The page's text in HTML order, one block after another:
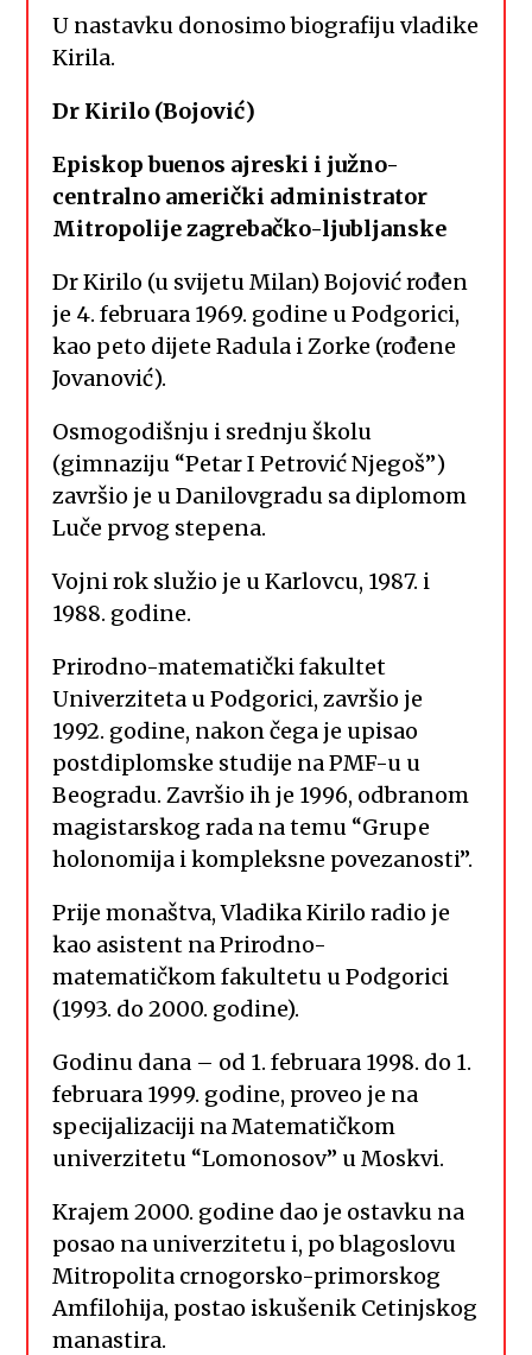
U nastavku donosimo biografiju vladike
Kirila.
Dr Kirilo (Bojović)
Episkop buenos ajreski i južno-
centralno američki administrator
Mitropolije zagrebačko-ljubljanske
Dr Kirilo (u svijetu Milan) Bojović rođen
je 4. februara 1969. godine u Podgorici,
kao peto dijete Radula i Zorke (rođene
Jovanović).
Osmogodišnju i srednju školu
(gimnaziju “Petar I Petrović Njegoš”)
završio je u Danilovgradu sa diplomom
Luče prvog stepena.
Vojni rok služio je u Karlovcu, 1987. i
1988. godine.
Prirodno-matematički fakultet
Univerziteta u Podgorici, završio je
1992. godine, nakon čega je upisao
postdiplomske studije na PMF-u u
Beogradu. Završio ih je 1996, odbranom
magistarskog rada na temu “Grupe
holonomija i kompleksne povezanosti”.
Prije monaštva, Vladika Kirilo radio je
kao asistent na Prirodno-
matematičkom fakultetu u Podgorici
(1993. do 2000. godine).
Godinu dana – od 1. februara 1998. do 1.
februara 1999. godine, proveo je na
specijalizaciji na Matematičkom
univerzitetu “Lomonosov” u Moskvi.
Krajem 2000. godine dao je ostavku na
posao na univerzitetu i, po blagoslovu
Mitropolita crnogorsko-primorskog
Amfilohija, postao iskušenik Cetinjskog
manastira.